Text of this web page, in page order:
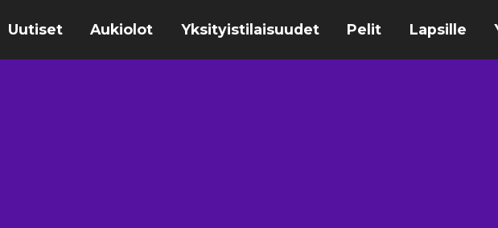
Uutiset Aukiolot Yksityistilaisuudet Pelit Lapsille